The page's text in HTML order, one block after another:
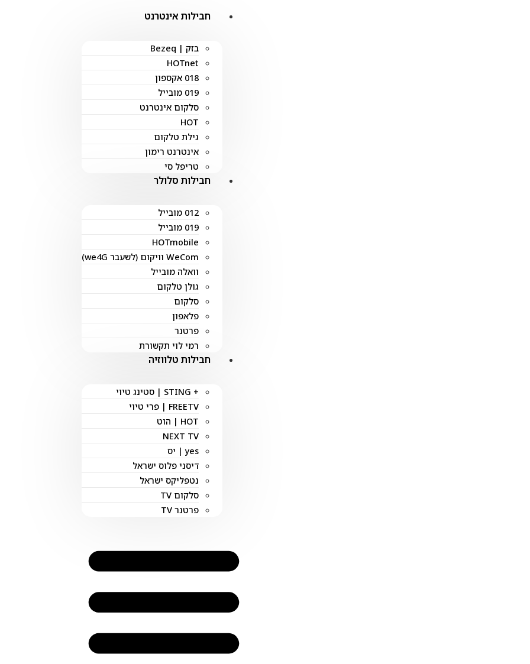
חבילות אינטרנט
בזק | Bezeq
HOTnet
018 אקספון
019 מובייל
סלקום אינטרנט
HOT
גילת טלקום
אינטרנט רימון
טריפל סי
חבילות סלולר
012 מובייל
019 מובייל
HOTmobile
WeCom וויקום (לשעבר we4G)
וואלה מובייל
גולן טלקום
סלקום
פלאפון
פרטנר
רמי לוי תקשורת
חבילות טלווזיה
+ STING | סטינג טיוי
FREETV | פרי טיוי
HOT | הוט
NEXT TV
yes | יס
דיסני פלוס ישראל
נטפליקס ישראל
סלקום TV
פרטנר TV